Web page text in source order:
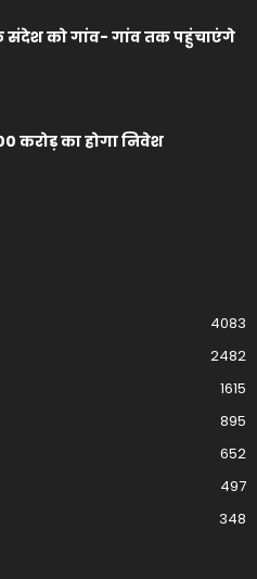
संदेश को गांव- गांव तक पहुंचाएंगे
करोड़ का होगा निवेश
4083
2482
1615
895
652
497
348